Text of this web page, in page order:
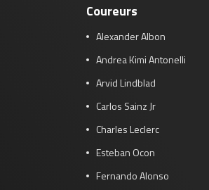
Coureurs
Alexander Albon
Andrea Kimi Antonelli
Arvid Lindblad
Carlos Sainz Jr
Charles Leclerc
Esteban Ocon
Fernando Alonso